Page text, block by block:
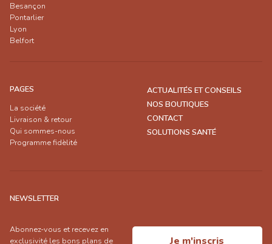
Besançon
Pontarlier
Lyon
Belfort
PAGES
La société
Livraison & retour
Qui sommes-nous
Programme fidèlité
ACTUALITÉS ET CONSEILS
NOS BOUTIQUES
CONTACT
SOLUTIONS SANTÉ
NEWSLETTER
Abonnez-vous et recevez en
exclusivité les bons plans de
Je m'inscris